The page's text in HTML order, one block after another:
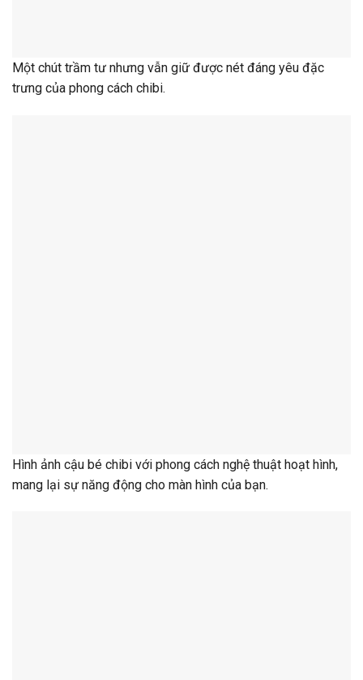
Một chút trầm tư nhưng vẫn giữ được nét đáng yêu đặc
trưng của phong cách chibi.
Hình ảnh cậu bé chibi với phong cách nghệ thuật hoạt hình,
mang lại sự năng động cho màn hình của bạn.